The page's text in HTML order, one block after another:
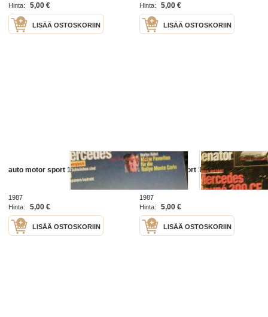
Hinta:
5,00 €
LISÄÄ OSTOSKORIIN
Hinta:
5,00 €
LISÄÄ OSTOSKORIIN
auto motor sport 11 dezember 87
1987
Hinta:
5,00 €
LISÄÄ OSTOSKORIIN
auto motor sport 10 mai 87
1987
Hinta:
5,00 €
LISÄÄ OSTOSKORIIN